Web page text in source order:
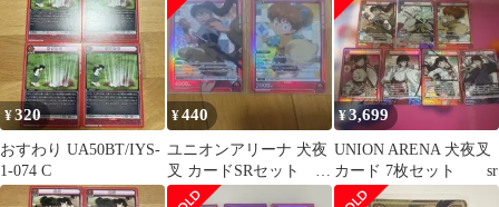
¥320
おすわり UA50BT/IYS-
1-074 C
¥440
ユニオンアリーナ 犬夜
叉 カードSRセット 七
宝 鋼牙
¥3,699
UNION ARENA 犬夜叉
カード 7枚セット sr